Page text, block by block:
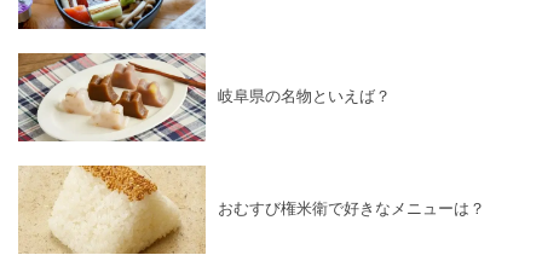
岐阜県の名物といえば？
おむすび権米衛で好きなメニューは？